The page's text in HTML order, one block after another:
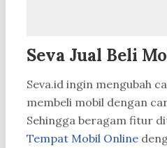
Seva Jual Beli
Seva.id ingin mengubah
membeli mobil dengan
Sehingga beragam fitur
Tempat Mobil Online